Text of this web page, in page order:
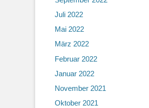
Juli 2022
Mai 2022
März 2022
Februar 2022
Januar 2022
November 2021
Oktober 2021